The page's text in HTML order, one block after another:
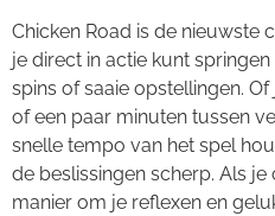
Chicken Road is de nieuwste
je direct in actie kunt
spins of saaie opstellingen.
of een paar minuten tussen
snelle tempo van het spel
de beslissingen scherp. Als
manier om je reflexen en